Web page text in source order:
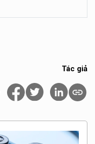
Tác giả